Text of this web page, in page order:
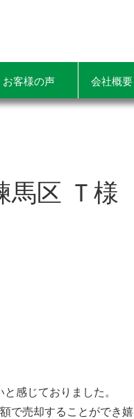
お客様の声 会社概
馬区 Ｔ様
感じておりました。
で売却することができ